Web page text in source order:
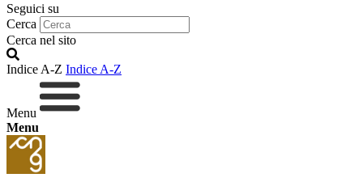
Seguici su
Cerca
Cerca nel sito
Indice A-Z Indice A-Z
Menu
Menu